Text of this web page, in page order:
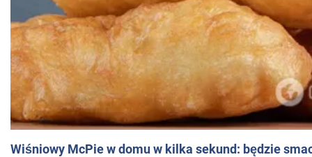
Wiśniowy McPie w domu w kilka sekund: będzie